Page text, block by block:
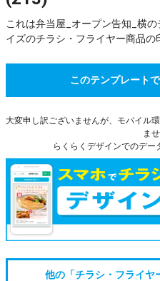
これは弁当屋_オープン告知_横
イズのチラシ・フライヤー商品の
このテンプレート
大変申し訳ございませんが、モバイル
ませ
らくらくデザインでのデー
他の「チラシ・フライヤ